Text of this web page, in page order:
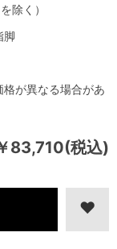
83,710(税込)
が異なる場合があ
除く）
脚